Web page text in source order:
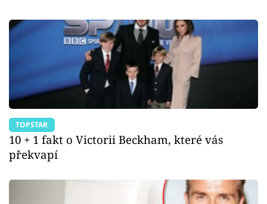
TOPSTAR
10 + 1 fakt o Victorii Beckham, které vás
překvapí